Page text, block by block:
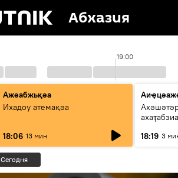
Абхазия
19:00
Ажәабжьқәа
Ихадоу атемақәа
18:06 13 мин 18:19 3
Сегодня